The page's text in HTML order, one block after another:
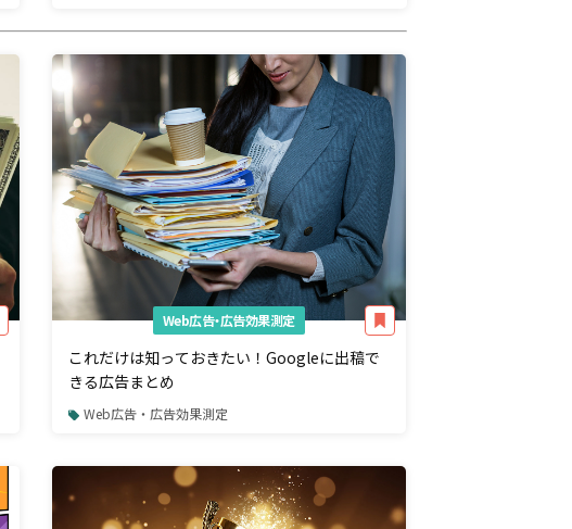
Web広告・広告効果測定
これだけは知っておきたい！Googleに出稿で
きる広告まとめ
Web広告・広告効果測定